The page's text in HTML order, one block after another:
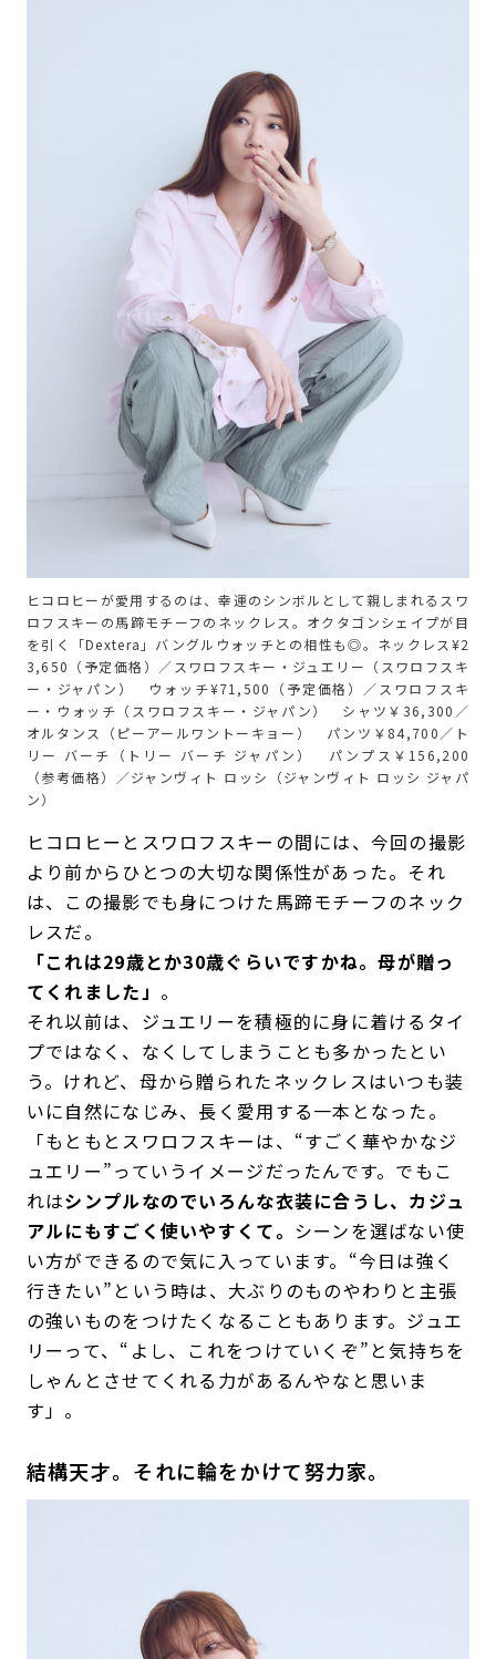
ヒコロヒーが愛用するのは、幸運のシンボルとして親しまれるスワ
ロフスキーの馬蹄モチーフのネックレス。オクタゴンシェイプが目
を引く「Dextera」バングルウォッチとの相性も◎。ネックレス¥2
3,650（予定価格）／スワロフスキー・ジュエリー（スワロフスキ
ー・ジャパン） ウォッチ¥71,500（予定価格）／スワロフスキ
ー・ウォッチ（スワロフスキー・ジャパン） シャツ￥36,300／
オルタンス（ピーアールワントーキョー） パンツ￥84,700／ト
リー バーチ（トリー バーチ ジャパン） パンプス￥156,200
（参考価格）／ジャンヴィト ロッシ（ジャンヴィト ロッシ ジャパ
ン）
ヒコロヒーとスワロフスキーの間には、今回の撮影
より前からひとつの大切な関係性があった。それ
は、この撮影でも身につけた馬蹄モチーフのネック
レスだ。
「これは29歳とか30歳ぐらいですかね。母が贈っ
てくれました」 。
それ以前は、ジュエリーを積極的に身に着けるタイ
プではなく、なくしてしまうことも多かったとい
う。けれど、母から贈られたネックレスはいつも装
いに自然になじみ、長く愛用する一本となった。
「もともとスワロフスキーは、“すごく華やかなジ
ュエリー”っていうイメージだったんです。でもこ
れはシンプルなのでいろんな衣装に合うし、カジュ
アルにもすごく使いやすくて。 シーンを選ばない使
い方ができるので気に入っています。“今日は強く
行きたい”という時は、大ぶりのものやわりと主張
の強いものをつけたくなることもあります。ジュエ
リーって、“よし、これをつけていくぞ”と気持ちを
しゃんとさせてくれる力があるんやなと思いま
す」。
結構天才。それに輪をかけて努力家。